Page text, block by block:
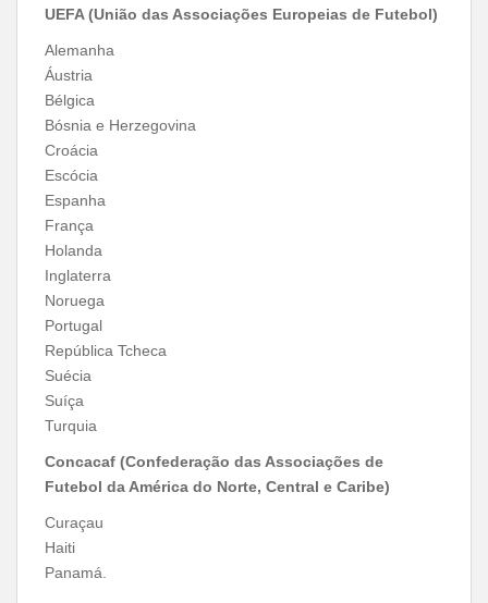
UEFA (União das Associações Europeias de Futebol)
Alemanha
Áustria
Bélgica
Bósnia e Herzegovina
Croácia
Escócia
Espanha
França
Holanda
Inglaterra
Noruega
Portugal
República Tcheca
Suécia
Suíça
Turquia
Concacaf (Confederação das Associações de
Futebol da América do Norte, Central e Caribe)
Curaçau
Haiti
Panamá.